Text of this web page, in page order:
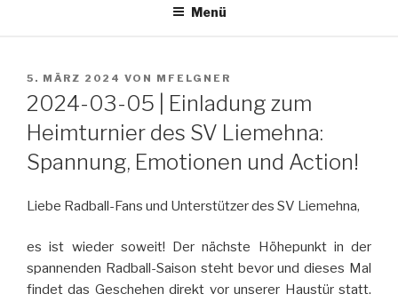
Menü
VERÖFFENTLICHT
AM
5. MÄRZ 2024 VON MFELGNER
2024-03-05 | Einladung zum
Heimturnier des SV Liemehna:
Spannung, Emotionen und Action!
Liebe Radball-Fans und Unterstützer des SV Liemehna,
es ist wieder soweit! Der nächste Höhepunkt in der
spannenden Radball-Saison steht bevor und dieses Mal
findet das Geschehen direkt vor unserer Haustür statt.